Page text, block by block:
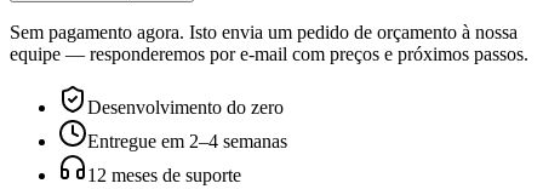
Sem pagamento agora. Isto envia um pedido de orçamento à nossa
equipe — responderemos por e-mail com preços e próximos passos.
Desenvolvimento do zero
Entregue em 2–4 semanas
12 meses de suporte